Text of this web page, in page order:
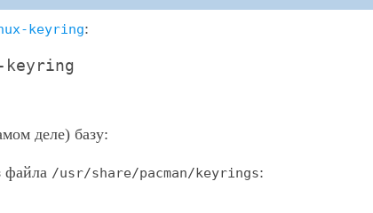
keyring:
keyring
деле) базу:
файла /usr/share/pacman/keyrings: